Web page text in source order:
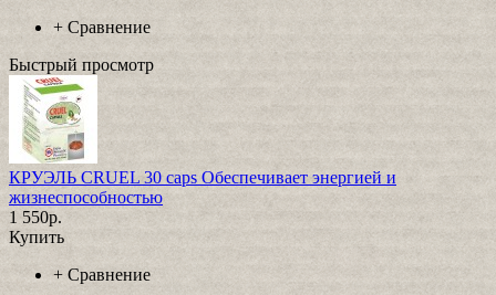
+ Сравнение
Быстрый просмотр
КРУЭЛЬ CRUEL 30 caps Обеспечивает энергией и
жизнеспособностью
1 550р.
Купить
+ Сравнение